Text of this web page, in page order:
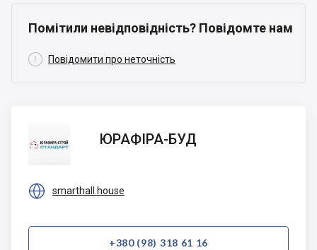
Помітили невідповідність? Повідомте нам
 Повідомити про неточність
БУД
ЮРАФІРА-БУД
 smarthall.house
+380 (98) 318 61 16